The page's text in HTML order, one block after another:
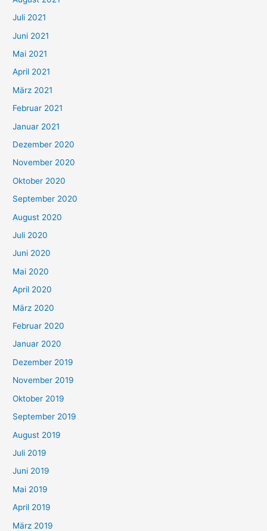
n
a
c
h
:
Juli 2021
Juni 2021
Mai 2021
April 2021
März 2021
Februar 2021
Januar 2021
Dezember 2020
November 2020
Oktober 2020
September 2020
August 2020
Juli 2020
Juni 2020
Mai 2020
April 2020
März 2020
Februar 2020
Januar 2020
Dezember 2019
November 2019
Oktober 2019
September 2019
August 2019
Juli 2019
Juni 2019
Mai 2019
April 2019
März 2019